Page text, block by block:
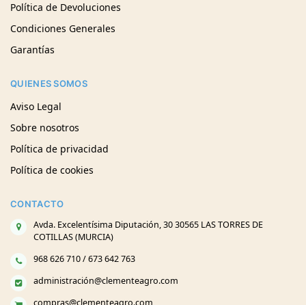
Política de Devoluciones
Condiciones Generales
Garantías
QUIENES SOMOS
Aviso Legal
Sobre nosotros
Política de privacidad
Política de cookies
CONTACTO
Avda. Excelentísima Diputación, 30 30565 LAS TORRES DE
COTILLAS (MURCIA)
968 626 710 / 673 642 763
administración@clementeagro.com